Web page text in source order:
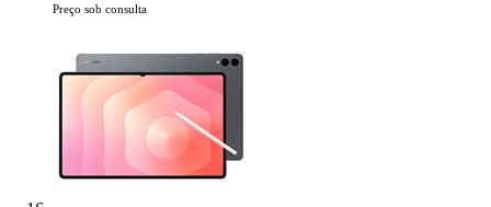
Preço sob consulta